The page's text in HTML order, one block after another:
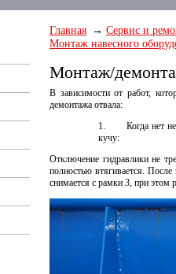
Главная Сервис и
Монтаж навесного
Монтаж/
В зависимости от работ,
демонтажа отвала:
1. Когда нет
кучу:
Отключение гидравлики не
полностью втягивается.
снимается с рамки 3, при этом